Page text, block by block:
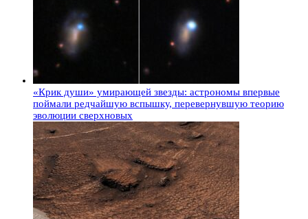
«Крик души» умирающей звезды: астрономы впервые
поймали редчайшую вспышку, перевернувшую теорию
эволюции сверхновых